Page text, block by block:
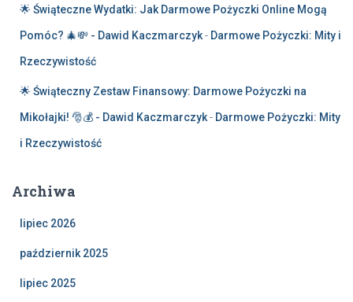
🌟 Świąteczne Wydatki: Jak Darmowe Pożyczki Online Mogą
Pomóc? 🎄💸 - Dawid Kaczmarczyk- Darmowe Pożyczki: Mity i
Rzeczywistość
🌟 Świąteczny Zestaw Finansowy: Darmowe Pożyczki na
Mikołajki! 🎅💰 - Dawid Kaczmarczyk- Darmowe Pożyczki: Mity
i Rzeczywistość
Archiwa
lipiec 2026
październik 2025
lipiec 2025